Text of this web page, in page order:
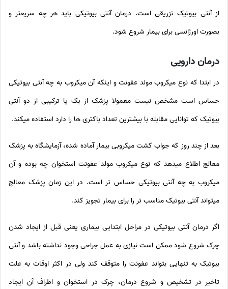
از آنتی بیوتیک تزریقی است. درمان آنتی بیوتیکی باید هر چه سریعتر و
بصورت اورژانسی برای بیمار شروع شود.
درمان دارویی
در ابتدا که نوع میکروب مولد عفونت و اینکه آن میکروب به چه آنتی بیوتیکی
حساس است مشخص نیست معمولا پزشک از یک یا ترکیبی از دو آنتی
بیوتیک که توانایی مقابله با بیشترین تعداد باکتری ها را دارد استفاده میکند.
بعد از چند روز که جواب کشت میکروبی بیمار آماده شده، آزمایشگاه به پزشک
معالج اطلاع میدهد که نوع میکروب مولد عفونت استخوان چه بوده و آن
میکروب به چه آنتی بیوتیکی حساس تر است. در این زمان پزشک معالج
میتواند آنتی بیوتیک مناسب تر را برای بیمار تجویز کند.
اگر درمان آنتی بیوتیکی در مراحل ابتدایی بیماری یعنی قبل از ایجاد شدن
چرک شروع شود ممکن است نیازی به عمل جراحی وجود نداشته باشد و آنتی
بیوتیک به تنهایی بتواند عفونت را متوقف کند ولی در اکثر اوقات به علت
تاخیر در تشخیص و شروع درمان، چرک در استخوان و اطراف آن ایجاد